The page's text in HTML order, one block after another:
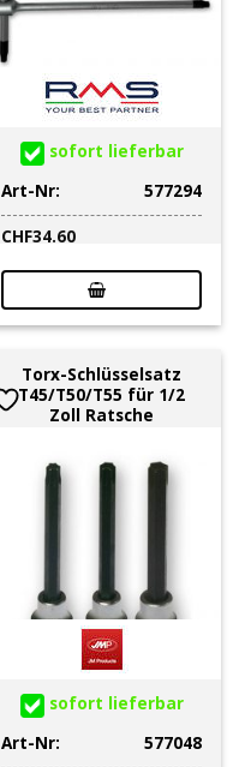
sofort lieferbar
Art-Nr:
577294
CHF34.60
Torx-Schlüsselsatz
T45/T50/T55 für 1/2
Zoll Ratsche
sofort lieferbar
Art-Nr:
577048